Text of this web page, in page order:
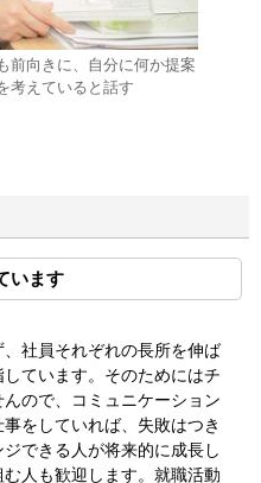
前向きに、自分に何か提案
考えていると話す
います
社員それぞれの長所を伸ば
ています。そのためにはチ
ので、コミュニケーション
をしていれば、失敗はつき
できる人が将来的に成長し
人も歓迎します。就職活動